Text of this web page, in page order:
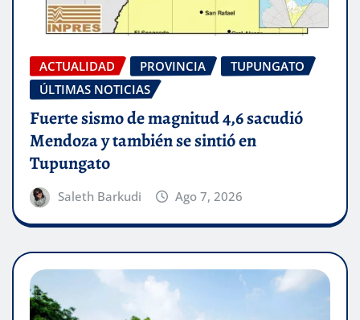
ACTUALIDAD PROVINCIA
TUPUNGATO
ÚLTIMAS NOTICIAS
Fuerte sismo de magnitud 4,6 sacudió
Mendoza y también se sintió en
Tupungato
Saleth Barkudi Ago 7, 2026